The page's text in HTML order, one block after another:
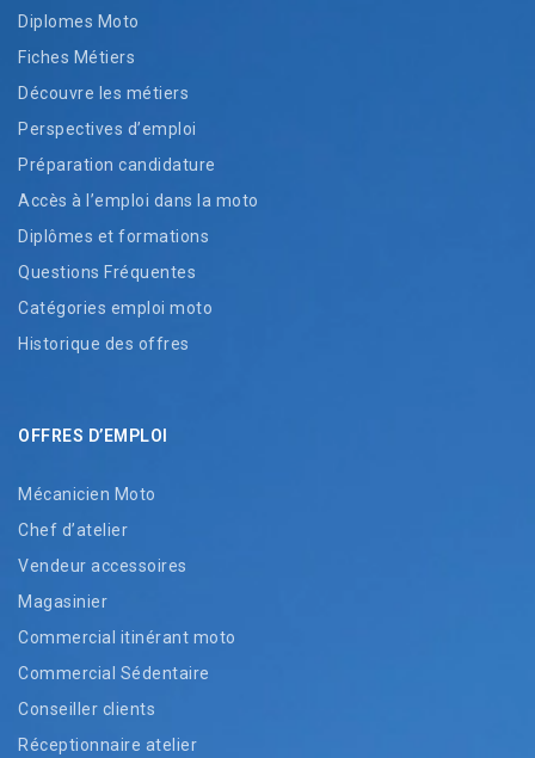
Diplomes Moto
Fiches Métiers
Découvre les métiers
Perspectives d’emploi
Préparation candidature
Accès à l’emploi dans la moto
Diplômes et formations
Questions Fréquentes
Catégories emploi moto
Historique des offres
OFFRES D’EMPLOI
Mécanicien Moto
Chef d’atelier
Vendeur accessoires
Magasinier
Commercial itinérant moto
Commercial Sédentaire
Conseiller clients
Réceptionnaire atelier